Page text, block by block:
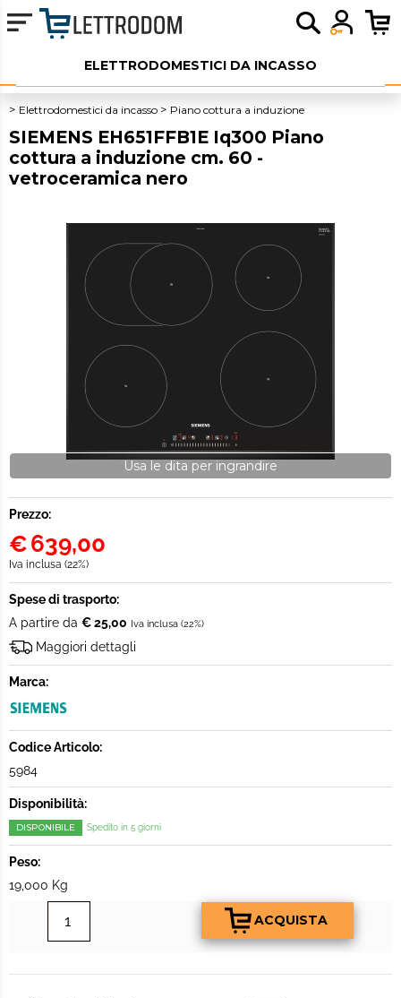
ELETTRODOMESTICI DA INCASSO
ELETTRODOMESTICI LIBERA INSTALLAZIONE
PICCOLI ELETTRODOMESTICI
AUDIO
SERVIZI AGGIUNTIVI
OUTLET
Elettrodomestici da incasso Piano cottura a induzione
SIEMENS EH651FFB1E Iq300 Piano
cottura a induzione cm. 60 -
vetroceramica nero
Usa le dita per ingrandire
Prezzo:
€639,00
Iva inclusa (22%)
Spese di trasporto:
A partire da € 25,00 Iva inclusa (22%)
Maggiori dettagli
Marca:
Codice Articolo:
5984
Disponibilità:
DISPONIBILE Spedito in 5 giorni
Peso:
19,000 Kg